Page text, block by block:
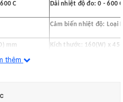
C Dải nhiệt độ đo: 0 - 600 C
Cảm biến nhiệt độ: Loại
mm Kích thước: 160(W) x
thêm